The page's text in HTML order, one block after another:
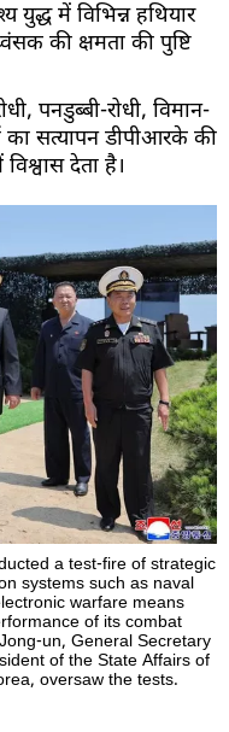
युद्ध में विभिन्न हथियार
की क्षमता की पुष्टि
पनडुब्बी-रोधी, विमान-
का सत्यापन डीपीआरके की
देता है।
a test-fire of strategic
systems such as naval
warfare means
of its combat
un, General Secretary
of the State Affairs of
oversaw the tests.